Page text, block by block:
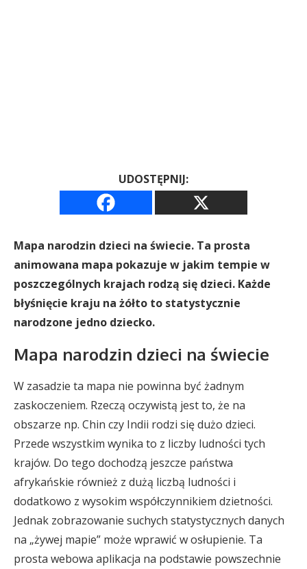
UDOSTĘPNIJ:
Mapa narodzin dzieci na świecie. Ta prosta
animowana mapa pokazuje w jakim tempie w
poszczególnych krajach rodzą się dzieci. Każde
błyśnięcie kraju na żółto to statystycznie
narodzone jedno dziecko.
Mapa narodzin dzieci na świecie
W zasadzie ta mapa nie powinna być żadnym
zaskoczeniem. Rzeczą oczywistą jest to, że na
obszarze np. Chin czy Indii rodzi się dużo dzieci.
Przede wszystkim wynika to z liczby ludności tych
krajów. Do tego dochodzą jeszcze państwa
afrykańskie również z dużą liczbą ludności i
dodatkowo z wysokim współczynnikiem dzietności.
Jednak zobrazowanie suchych statystycznych danych
na „żywej mapie” może wprawić w osłupienie. Ta
prosta webowa aplikacja na podstawie powszechnie